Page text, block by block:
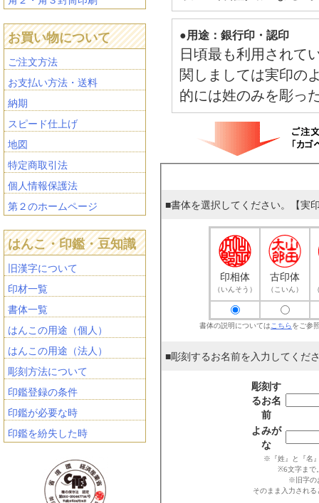
●用途：銀行印・認印
日頃最も利用されて
関しましては実印の
的には姓のみを彫っ
■書体を選択してください。【実
印相体
（いんそう）
古印体
（こいん）
書体の説明についてはこちらをご参
■彫刻するお名前を入力してくだ
彫刻す
るお名
前
よみが
な
※『姓』と『名
※6文字まで
※旧字の
そのまま入力され
お買い物について
ご注文方法
お支払い方法・送料
納期
スピード仕上げ
地図
特定商取引法
個人情報保護法
第２のホームページ
はんこ・印鑑・豆知識
旧漢字について
印材一覧
書体一覧
はんこの用途（個人）
はんこの用途（法人）
彫刻方法について
印鑑登録の条件
印鑑が必要な時
印鑑を紛失した時